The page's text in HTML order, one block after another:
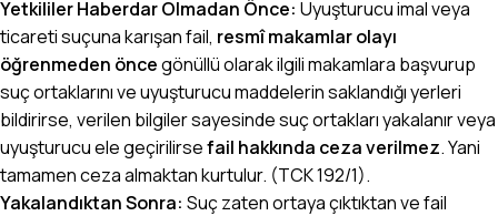
Yetkililer Haberdar Olmadan Önce: Uyuşturucu imal veya
ticareti suçuna karışan fail, resmî makamlar olayı
öğrenmeden öncegönüllü olarak ilgili makamlara başvurup
suç ortaklarını ve uyuşturucu maddelerin saklandığı yerleri
bildirirse, verilen bilgiler sayesinde suç ortakları yakalanır veya
uyuşturucu ele geçirilirsefail hakkında ceza verilmez. Yani
tamamen ceza almaktan kurtulur. (TCK 192/1).
Yakalandıktan Sonra: Suç zaten ortaya çıktıktan ve fail